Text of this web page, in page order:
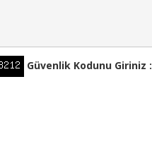
Güvenlik Kodunu Giriniz :